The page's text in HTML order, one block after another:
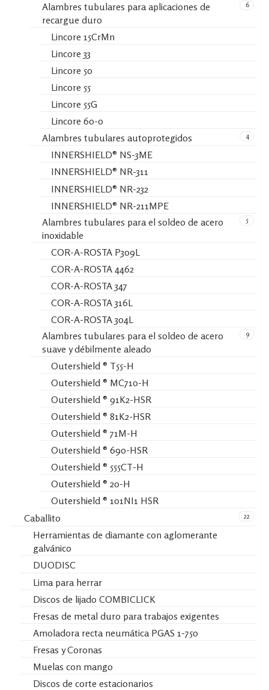
6
Alambres tubulares para aplicaciones de
recargue duro
Lincore 15CrMn
Lincore 33
Lincore 50
Lincore 55
Lincore 55G
Lincore 60-0
4
Alambres tubulares autoprotegidos
INNERSHIELD® NS-3ME
INNERSHIELD® NR-311
INNERSHIELD® NR-232
INNERSHIELD® NR-211MPE
5
Alambres tubulares para el soldeo de acero
inoxidable
COR-A-ROSTA P309L
COR-A-ROSTA 4462
COR-A-ROSTA 347
COR-A-ROSTA 316L
COR-A-ROSTA 304L
9
Alambres tubulares para el soldeo de acero
suave y débilmente aleado
Outershield ® T55-H
Outershield ® MC710-H
Outershield ® 91K2-HSR
Outershield ® 81K2-HSR
Outershield ® 71M-H
Outershield ® 690-HSR
Outershield ® 555CT-H
Outershield ® 20-H
Outershield ® 101NI1 HSR
22
Caballito
Herramientas de diamante con aglomerante
galvánico
DUODISC
Lima para herrar
Discos de lijado COMBICLICK
Fresas de metal duro para trabajos exigentes
Amoladora recta neumática PGAS 1-750
Fresas y Coronas
Muelas con mango
Discos de corte estacionarios